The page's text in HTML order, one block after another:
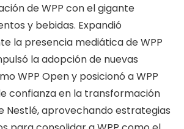
de WPP con el gigante
y bebidas. Expandió
la presencia mediática de WPP
la adopción de nuevas
WPP Open y posicionó a WPP
confianza en la transformación
Nestlé, aprovechando estrategias